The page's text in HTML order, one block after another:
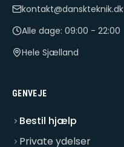
kontakt@danskteknik.dk
Alle dage: 09:00 - 22:00
Hele Sjælland
GENVEJE
Bestil hjælp
Private ydelser